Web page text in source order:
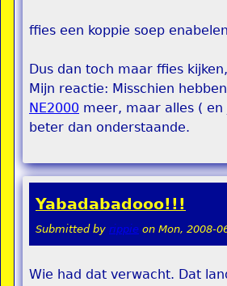
ffies een koppie soep enabelen
Dus dan toch maar ffies kijken,
Mijn reactie: Misschien
NE2000 meer, maar alles ( en
beter dan onderstaande.
Yabadabadooo!!!
Submitted by rippie on Mon, 2008-
Wie had dat verwacht. Dat